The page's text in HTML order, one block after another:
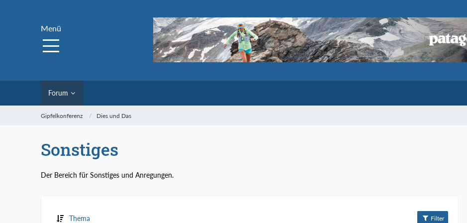
Menü
Forum
Gipfelkonferenz Dies und Das
Sonstiges
Der Bereich für Sonstiges und Anregungen.
Thema Filter